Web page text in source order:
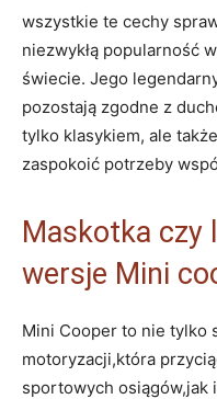
wszystkie te cechy
niezwykłą popularność
świecie. Jego
pozostają zgodne z
tylko klasykiem, ale
zaspokoić potrzeby
Maskotka czy
wersje Mini
Mini Cooper to nie tylko
motoryzacji,która
sportowych osiągów,jak